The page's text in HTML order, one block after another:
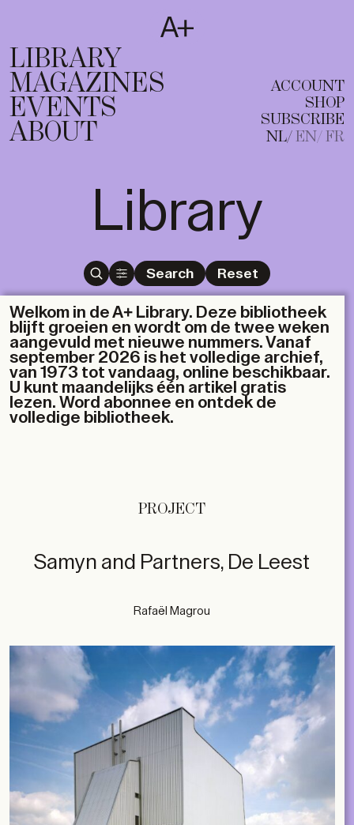
T
EN FR
LIBRARY
MAGAZINES
EVENTS
ABOUT
ACCOUNT
SHOP
SUBSCRIBE
NL EN FR
Library
Search Reset
Welkom in de A+ Library. Deze bibliotheek
blijft groeien en wordt om de twee weken
aangevuld met nieuwe nummers. Vanaf
september 2026 is het volledige archief,
van 1973 tot vandaag, online beschikbaar.
U kunt maandelijks één artikel gratis
lezen. Word abonnee en ontdek de
volledige bibliotheek.
PROJECT
Samyn and Partners, De Leest
Rafaël Magrou